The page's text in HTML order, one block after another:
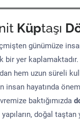
Küptaşı
günümüze
bir yer kaplamaktadır.
hem uzun süreli
insan hayatında
baktığımızda
doğal taştan